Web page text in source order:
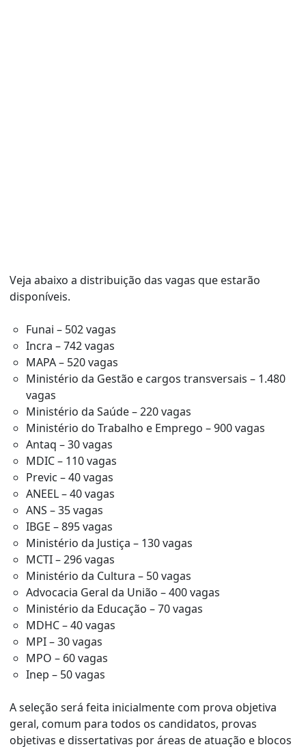
Veja abaixo a distribuição das vagas que estarão
disponíveis.
Funai – 502 vagas
Incra – 742 vagas
MAPA – 520 vagas
Ministério da Gestão e cargos transversais – 1.480
vagas
Ministério da Saúde – 220 vagas
Ministério do Trabalho e Emprego – 900 vagas
Antaq – 30 vagas
MDIC – 110 vagas
Previc – 40 vagas
ANEEL – 40 vagas
ANS – 35 vagas
IBGE – 895 vagas
Ministério da Justiça – 130 vagas
MCTI – 296 vagas
Ministério da Cultura – 50 vagas
Advocacia Geral da União – 400 vagas
Ministério da Educação – 70 vagas
MDHC – 40 vagas
MPI – 30 vagas
MPO – 60 vagas
Inep – 50 vagas
A seleção será feita inicialmente com prova objetiva
geral, comum para todos os candidatos, provas
objetivas e dissertativas por áreas de atuação e blocos